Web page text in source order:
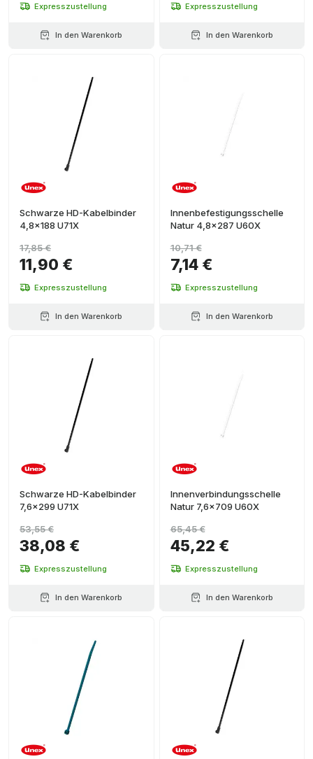
Expresszustellung
In den Warenkorb
Expresszustellung
In den Warenkorb
Schwarze HD-Kabelbinder
4,8x188 U71X
11,90 €
17,85 €
Expresszustellung
In den Warenkorb
Innenbefestigungsschelle
Natur 4,8x287 U60X
7,14 €
10,71 €
Expresszustellung
In den Warenkorb
Schwarze HD-Kabelbinder
7,6x299 U71X
38,08 €
53,55 €
Expresszustellung
In den Warenkorb
Innenverbindungsschelle
Natur 7,6x709 U60X
45,22 €
65,45 €
Expresszustellung
In den Warenkorb